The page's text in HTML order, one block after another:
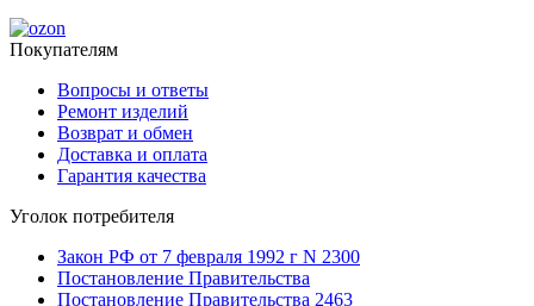
Покупателям
Вопросы и ответы
Ремонт изделий
Возврат и обмен
Доставка и оплата
Гарантия качества
Уголок потребителя
Закон РФ от 7 февраля 1992 г N 2300
Постановление Правительства
Постановление Правительства 2463